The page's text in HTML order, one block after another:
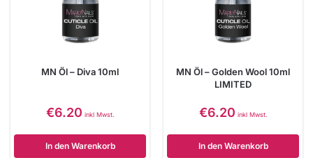
MN Öl – Diva 10ml
€6.20 inkl Mwst.
In den Warenkorb
MN Öl – Golden Wool 10ml
LIMITED
€6.20 inkl Mwst.
In den Warenkorb